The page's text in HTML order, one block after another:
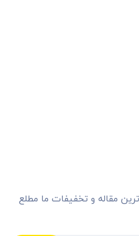
مقاله و تخفیفات ما مطلع